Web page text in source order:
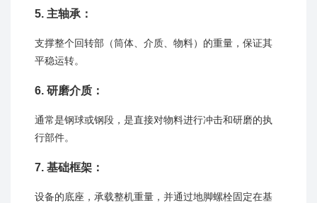
5. 主轴承：
支撑整个回转部（筒体、介质、物料）的重量，保证其
平稳运转。
6. 研磨介质​​：
通常是钢球或钢段，是直接对物料进行冲击和研磨的执
行部件。
7. 基础框架：
设备的底座，承载整机重量，并通过地脚螺栓固定在基